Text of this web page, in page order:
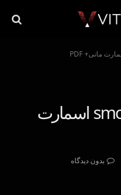
سود تضمینی با سبک smc اسمارت
بدون دیدگاه